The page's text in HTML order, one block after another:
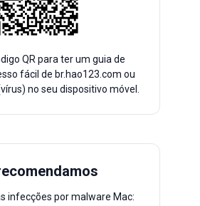
QR para ter um guia de
fácil de br.hao123.com ou
no seu dispositivo móvel.
infecções por malware Mac: